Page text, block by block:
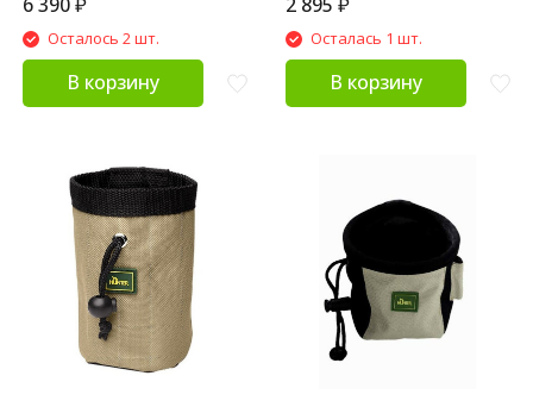
Осталось 2 шт.
В корзину
Осталась 1 шт.
В корзину